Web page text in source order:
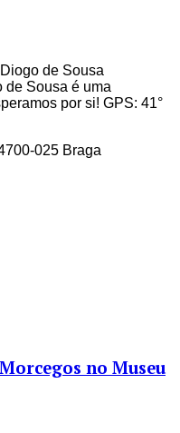
de Sousa é uma
por si! GPS: 41°
025 Braga
no Museu